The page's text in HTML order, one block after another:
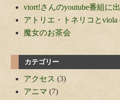
viort!さんのyoutube番組に
アトリエ・トネリコとviola
魔女のお茶会
カテゴリー
アクセス (3)
アニマ (7)